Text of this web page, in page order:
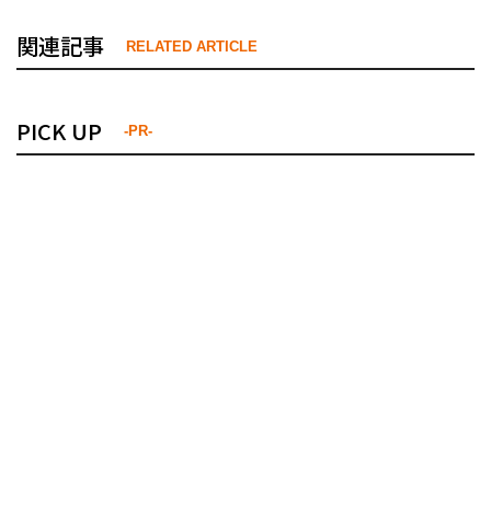
関連記事 RELATED ARTICLE
PICK UP -PR-